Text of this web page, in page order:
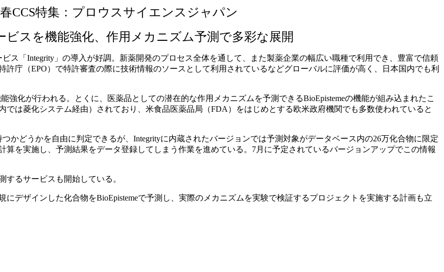
CCS特集：プロウスサイエンスジャパン
ビスを機能強化、作用メカニズム予測で多彩な展開
ス「Integrity」の導入が好調。新薬開発のプロセス全体を通して、また製薬企業の幅広い職種で利用でき、豊富で信頼
庁（EPO）で特許審査の際に技術情報のソースとして利用されているなどグローバルに評価が高く、日本国内でも利
化が行われる。とくに、医薬品としての潜在的な作用メカニズムを予測できるBioEpistemeの機能が組み込まれたこ
は菱化システム経由）されており、米食品医薬品局（FDA）をはじめとする欧米政府機関でも多数使われていると
かどうかを自由に判定できるが、Integrityに内蔵されたバージョンでは予測対象がデータベース内の26万化合物に限定
を実施し、予測結果をデータ登録してしまう作業を進めている。7月に予定されているバージョンアップでこの情報
るサービスも開始している。
デザインした化合物をBioEpistemeで予測し、実際のメカニズムを実験で検証するプロジェクトを実施する計画も立